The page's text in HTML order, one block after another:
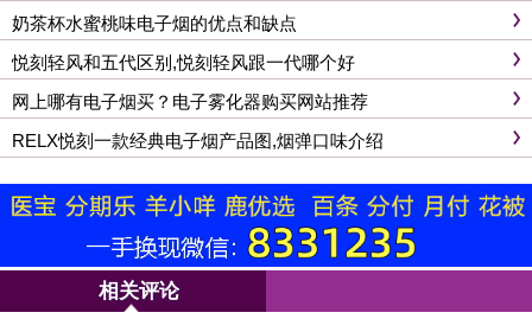
奶茶杯水蜜桃味电子烟的优点和缺点
悦刻轻风和五代区别,悦刻轻风跟一代哪个好
网上哪有电子烟买？电子雾化器购买网站推荐
RELX悦刻一款经典电子烟产品图,烟弹口味介绍
相关评论